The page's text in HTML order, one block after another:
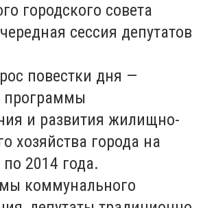
городского совета
сессия депутатов
повестки дня —
программы
и развития жилищно-
хозяйства города на
2014 года.
коммунального